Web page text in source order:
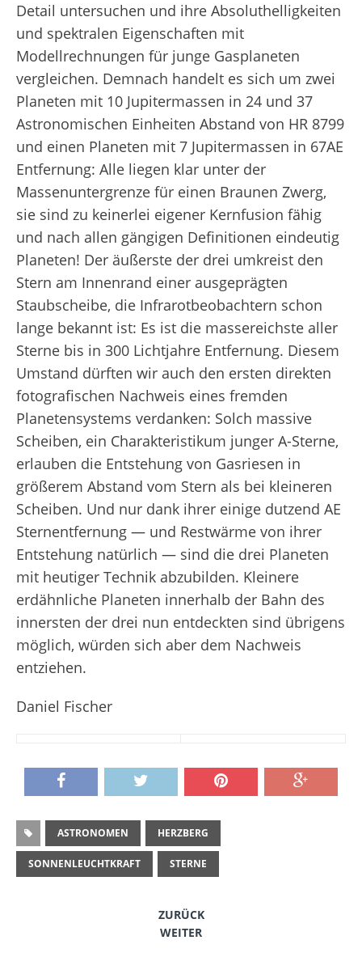
Detail untersuchen und ihre Absoluthelligkeiten
und spektralen Eigenschaften mit
Modellrechnungen für junge Gasplaneten
vergleichen. Demnach handelt es sich um zwei
Planeten mit 10 Jupitermassen in 24 und 37
Astronomischen Einheiten Abstand von HR 8799
und einen Planeten mit 7 Jupitermassen in 67AE
Entfernung: Alle liegen klar unter der
Massenuntergrenze für einen Braunen Zwerg,
sie sind zu keinerlei eigener Kernfusion fähig
und nach allen gängigen Definitionen eindeutig
Planeten! Der äußerste der drei umkreist den
Stern am Innenrand einer ausgeprägten
Staubscheibe, die Infrarotbeobachtern schon
lange bekannt ist: Es ist die massereichste aller
Sterne bis in 300 Lichtjahre Entfernung. Diesem
Umstand dürften wir auch den ersten direkten
fotografischen Nachweis eines fremden
Planetensystems verdanken: Solch massive
Scheiben, ein Charakteristikum junger A-Sterne,
erlauben die Entstehung von Gasriesen in
größerem Abstand vom Stern als bei kleineren
Scheiben. Und nur dank ihrer einige dutzend AE
Sternentfernung — und Restwärme von ihrer
Entstehung natürlich — sind die drei Planeten
mit heutiger Technik abzubilden. Kleinere
erdähnliche Planeten innerhalb der Bahn des
innersten der drei nun entdeckten sind übrigens
möglich, würden sich aber dem Nachweis
entziehen.
Daniel Fischer
ASTRONOMEN HERZBERG
SONNENLEUCHTKRAFT STERNE
ZURÜCK
WEITER